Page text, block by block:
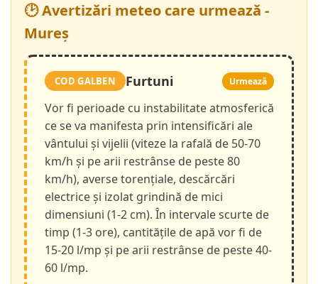
🕑 Avertizări meteo care urmează -
Mureș
COD GALBEN Furtuni Urmează
Vor fi perioade cu instabilitate atmosferică
ce se va manifesta prin intensificări ale
vântului și vijelii (viteze la rafală de 50-70
km/h și pe arii restrânse de peste 80
km/h), averse torențiale, descărcări
electrice și izolat grindină de mici
dimensiuni (1-2 cm). În intervale scurte de
timp (1-3 ore), cantitățile de apă vor fi de
15-20 l/mp și pe arii restrânse de peste 40-
60 l/mp.